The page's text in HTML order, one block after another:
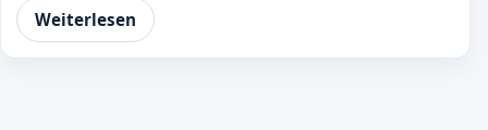
Weiterlesen